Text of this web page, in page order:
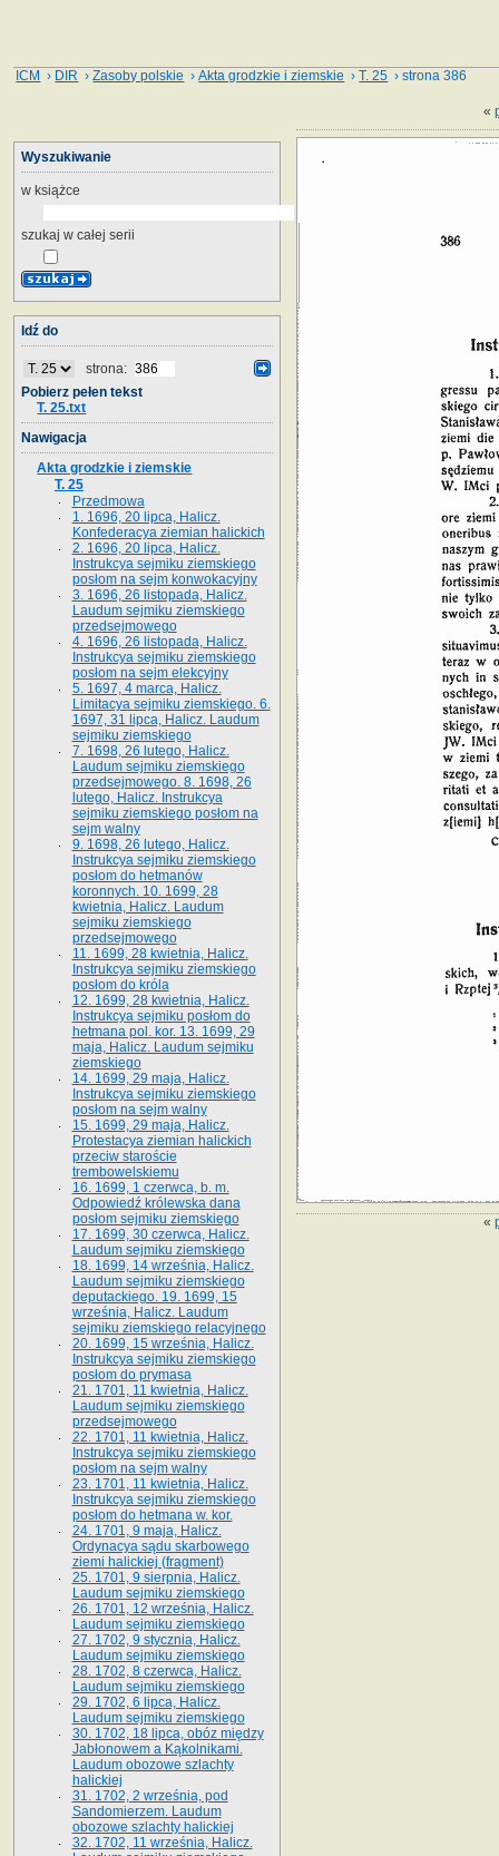
ICM › DIR ›Zasoby polskie ›Akta grodzkie i ziemskie ›T. 25 › strona 386
«
«
Wyszukiwanie
w książce
szukaj w całej serii
Idź do
strona:
Pobierz pełen tekst
T. 25.txt
Nawigacja
Akta grodzkie i ziemskie
T. 25
Przedmowa
1. 1696, 20 lipca, Halicz.
Konfederacya ziemian halickich
2. 1696, 20 lipca, Halicz.
Instrukcya sejmiku ziemskiego
posłom na sejm konwokacyjny
3. 1696, 26 listopada, Halicz.
Laudum sejmiku ziemskiego
przedsejmowego
4. 1696, 26 listopada, Halicz.
Instrukcya sejmiku ziemskiego
posłom na sejm elekcyjny
5. 1697, 4 marca, Halicz.
Limitacya sejmiku ziemskiego. 6.
1697, 31 lipca, Halicz. Laudum
sejmiku ziemskiego
7. 1698, 26 lutego, Halicz.
Laudum sejmiku ziemskiego
przedsejmowego. 8. 1698, 26
lutego, Halicz. Instrukcya
sejmiku ziemskiego posłom na
sejm walny
9. 1698, 26 lutego, Halicz.
Instrukcya sejmiku ziemskiego
posłom do hetmanów
koronnych. 10. 1699, 28
kwietnia, Halicz. Laudum
sejmiku ziemskiego
przedsejmowego
11. 1699, 28 kwietnia, Halicz.
Instrukcya sejmiku ziemskiego
posłom do króla
12. 1699, 28 kwietnia, Halicz.
Instrukcya sejmiku posłom do
hetmana pol. kor. 13. 1699, 29
maja, Halicz. Laudum sejmiku
ziemskiego
14. 1699, 29 maja, Halicz.
Instrukcya sejmiku ziemskiego
posłom na sejm walny
15. 1699, 29 maja, Halicz.
Protestacya ziemian halickich
przeciw staroście
trembowelskiemu
16. 1699, 1 czerwca, b. m.
Odpowiedź królewska dana
posłom sejmiku ziemskiego
17. 1699, 30 czerwca, Halicz.
Laudum sejmiku ziemskiego
18. 1699, 14 września, Halicz.
Laudum sejmiku ziemskiego
deputackiego. 19. 1699, 15
września, Halicz. Laudum
sejmiku ziemskiego relacyjnego
20. 1699, 15 września, Halicz.
Instrukcya sejmiku ziemskiego
posłom do prymasa
21. 1701, 11 kwietnia, Halicz.
Laudum sejmiku ziemskiego
przedsejmowego
22. 1701, 11 kwietnia, Halicz.
Instrukcya sejmiku ziemskiego
posłom na sejm walny
23. 1701, 11 kwietnia, Halicz.
Instrukcya sejmiku ziemskiego
posłom do hetmana w. kor.
24. 1701, 9 maja, Halicz.
Ordynacya sądu skarbowego
ziemi halickiej (fragment)
25. 1701, 9 sierpnia, Halicz.
Laudum sejmiku ziemskiego
26. 1701, 12 września, Halicz.
Laudum sejmiku ziemskiego
27. 1702, 9 stycznia, Halicz.
Laudum sejmiku ziemskiego
28. 1702, 8 czerwca, Halicz.
Laudum sejmiku ziemskiego
29. 1702, 6 lipca, Halicz.
Laudum sejmiku ziemskiego
30. 1702, 18 lipca, obóz między
Jabłonowem a Kąkolnikami.
Laudum obozowe szlachty
halickiej
31. 1702, 2 września, pod
Sandomierzem. Laudum
obozowe szlachty halickiej
32. 1702, 11 września, Halicz.